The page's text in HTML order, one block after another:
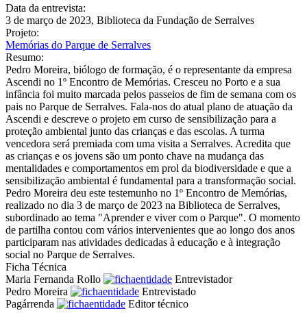
Data da entrevista:
3 de março de 2023, Biblioteca da Fundação de Serralves
Projeto:
Memórias do Parque de Serralves
Resumo:
Pedro Moreira, biólogo de formação, é o representante da empresa
Ascendi no 1º Encontro de Memórias. Cresceu no Porto e a sua
infância foi muito marcada pelos passeios de fim de semana com os
pais no Parque de Serralves. Fala-nos do atual plano de atuação da
Ascendi e descreve o projeto em curso de sensibilização para a
proteção ambiental junto das crianças e das escolas. A turma
vencedora será premiada com uma visita a Serralves. Acredita que
as crianças e os jovens são um ponto chave na mudança das
mentalidades e comportamentos em prol da biodiversidade e que a
sensibilização ambiental é fundamental para a transformação social.
Pedro Moreira deu este testemunho no 1º Encontro de Memórias,
realizado no dia 3 de março de 2023 na Biblioteca de Serralves,
subordinado ao tema "Aprender e viver com o Parque". O momento
de partilha contou com vários intervenientes que ao longo dos anos
participaram nas atividades dedicadas à educação e à integração
social no Parque de Serralves.
Ficha Técnica
Maria Fernanda Rollo
Entrevistador
Pedro Moreira
Entrevistado
Pagárrenda
Editor técnico